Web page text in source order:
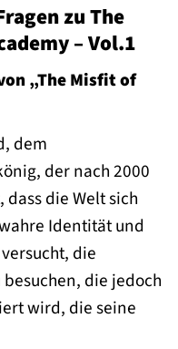
zu The
– Vol.1
„The Misfit of
dem
der nach 2000
die Welt sich
Identität und
die
die jedoch
wird, die seine